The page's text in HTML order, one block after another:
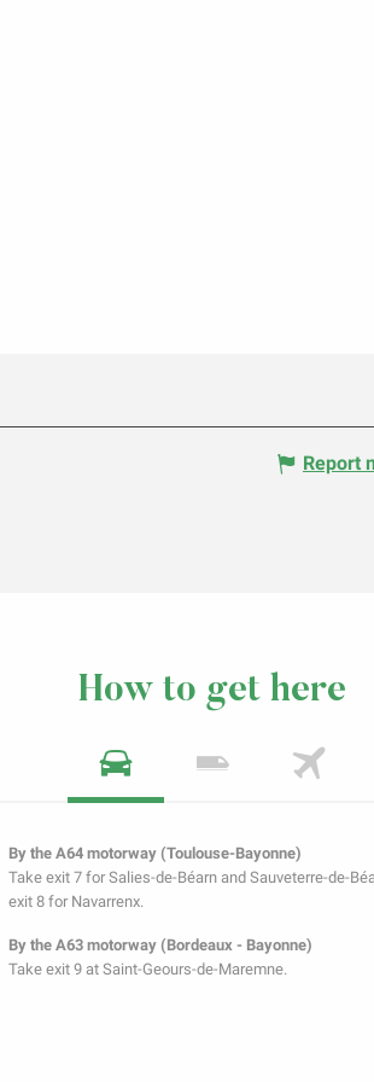
Report
How to get here
By the A64 motorway (Toulouse-Bayonne)
Take exit 7 for Salies-de-Béarn and Sauveterre-de-
exit 8 for Navarrenx.
By the A63 motorway (Bordeaux - Bayonne)
Take exit 9 at Saint-Geours-de-Maremne.